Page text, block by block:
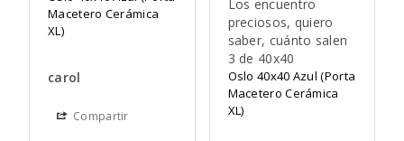
Macetero Cerámica
XL)
carol
Compartir
Los encuentro
preciosos, quiero
saber, cuánto salen
3 de 40x40
Oslo 40x40 Azul (Porta
Macetero Cerámica
XL)